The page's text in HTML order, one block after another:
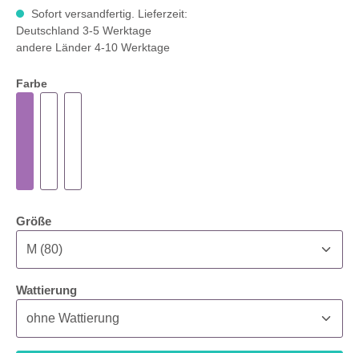
Sofort versandfertig. Lieferzeit:
Deutschland 3-5 Werktage
andere Länder 4-10 Werktage
Farbe
Größeauswählen
Wattierungauswählen